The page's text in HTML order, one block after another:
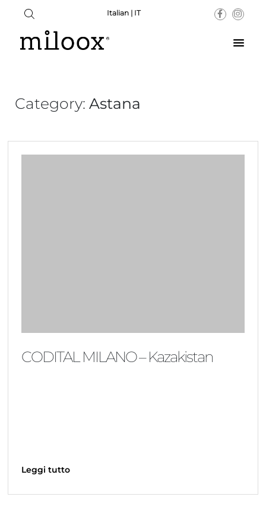
Italian | IT
Category:Astana
CODITAL MILANO – Kazakistan
Leggi tutto